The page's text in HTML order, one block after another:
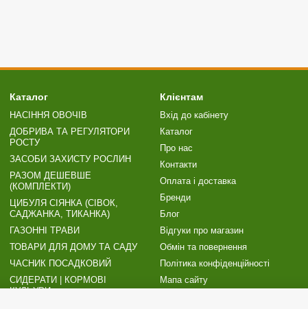
Каталог
НАСІННЯ ОВОЧІВ
ДОБРИВА ТА РЕГУЛЯТОРИ
РОСТУ
ЗАСОБИ ЗАХИСТУ РОСЛИН
РАЗОМ ДЕШЕВШЕ
(КОМПЛЕКТИ)
ЦИБУЛЯ СІЯНКА (СІВОК,
САДЖАНКА, ТИКАНКА)
ГАЗОННІ ТРАВИ
ТОВАРИ ДЛЯ ДОМУ ТА САДУ
ЧАСНИК ПОСАДКОВИЙ
СИДЕРАТИ | КОРМОВІ
КУЛЬУРИ
Клієнтам
Вхід до кабінету
Каталог
Про нас
Контакти
Оплата і доставка
Бренди
Блог
Відгуки про магазин
Обмін та повернення
Політика конфіденційності
Мапа сайту